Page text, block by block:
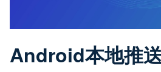
Android本地推